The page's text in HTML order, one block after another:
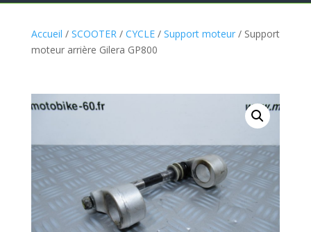
Accueil / SCOOTER / CYCLE/ Support moteur/ Support
moteur arrière Gilera GP800